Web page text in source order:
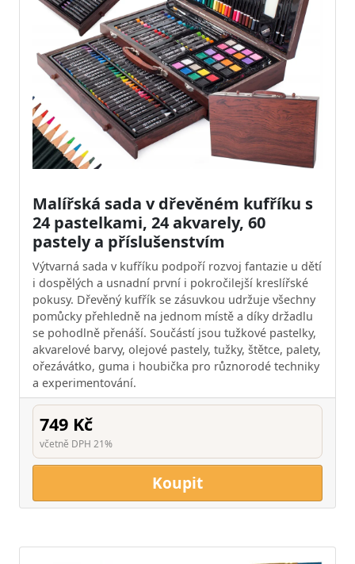
Malířská sada v dřevěném kufříku s
24 pastelkami, 24 akvarely, 60
pastely a příslušenstvím
Výtvarná sada v kufříku podpoří rozvoj fantazie u dětí
i dospělých a usnadní první i pokročilejší kreslířské
pokusy. Dřevěný kufřík se zásuvkou udržuje všechny
pomůcky přehledně na jednom místě a díky držadlu
se pohodlně přenáší. Součástí jsou tužkové pastelky,
akvarelové barvy, olejové pastely, tužky, štětce, palety,
ořezávátko, guma i houbička pro různorodé techniky
a experimentování.
749 Kč
včetně DPH 21%
Koupit